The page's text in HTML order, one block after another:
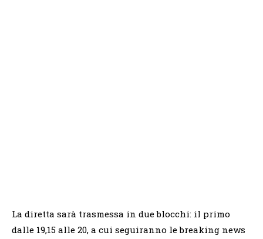
La diretta sarà trasmessa in due blocchi: il primo
dalle 19,15 alle 20, a cui seguiranno le breaking news